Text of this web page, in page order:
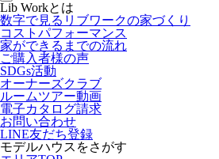
Lib Workとは
数字で見るリブワークの家づくり
コストパフォーマンス
家ができるまでの流れ
ご購入者様の声
SDGs活動
オーナーズクラブ
ルームツアー動画
電子カタログ請求
お問い合わせ
LINE友だち登録
モデルハウスをさがす